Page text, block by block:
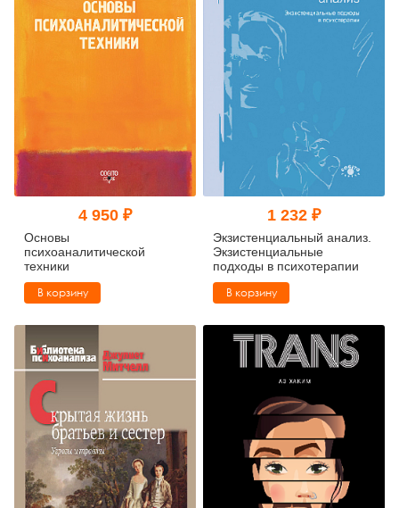
4 950 ₽
Основы
психоаналитической
техники
В корзину
1 232 ₽
Экзистенциальный анализ.
Экзистенциальные
подходы в психотерапии
В корзину